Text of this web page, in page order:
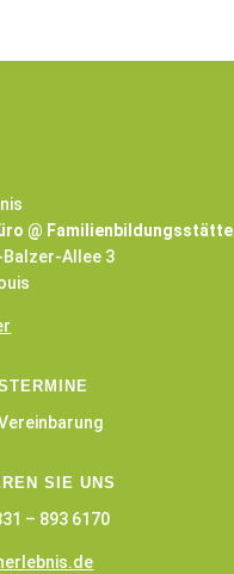
@ Familienbildungsstätte
Allee 3
SIE UNS
– 893 6170